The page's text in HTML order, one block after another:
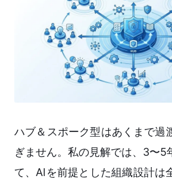
ハブ＆スポーク型はあくまで過
ぎません。私の見解では、3〜5
て、AIを前提とした組織設計は